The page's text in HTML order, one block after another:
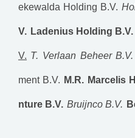
ekewalda Holding B.V.
V. Ladenius Holding B.V.
V. T. Verlaan Beheer B.V.
ment B.V. M.R. Marcelis
nture B.V. Bruijnco B.V.